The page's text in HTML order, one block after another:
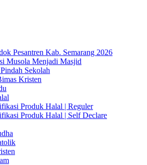
Pesantren Kab. Semarang 2026
Musola Menjadi Masjid
Sekolah
Kristen
Produk Halal | Reguler
Produk Halal | Self Declare